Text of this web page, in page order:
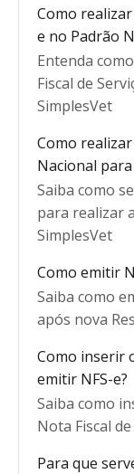
Como
e no Padrão
Entenda
Fiscal de
SimplesVet
Como
Nacional
Saiba como
para realizar
SimplesVet
Como emitir
Saiba como
após nova
Como inserir
emitir NFS-e?
Saiba como
Nota Fiscal
Para que